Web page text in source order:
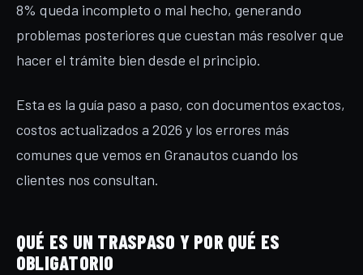
8% queda incompleto o mal hecho, generando
problemas posteriores que cuestan más resolver que
hacer el trámite bien desde el principio.
Esta es la guía paso a paso, con documentos exactos,
costos actualizados a 2026 y los errores más
comunes que vemos en Granautos cuando los
clientes nos consultan.
QUÉ ES UN TRASPASO Y POR QUÉ ES
OBLIGATORIO